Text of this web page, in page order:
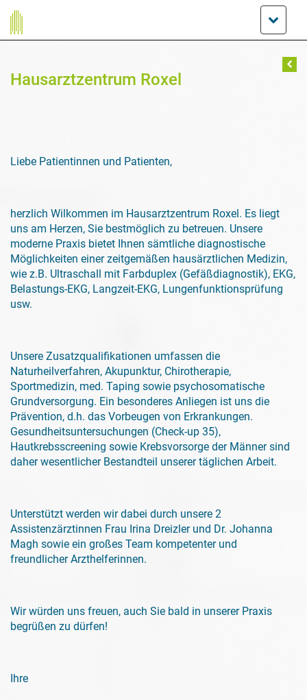
Hausarztzentrum Roxel
Liebe Patientinnen und Patienten,
herzlich Wilkommen im Hausarztzentrum Roxel. Es liegt
uns am Herzen, Sie bestmöglich zu betreuen. Unsere
moderne Praxis bietet Ihnen sämtliche diagnostische
Möglichkeiten einer zeitgemäßen hausärztlichen Medizin,
wie z.B. Ultraschall mit Farbduplex (Gefäßdiagnostik), EKG,
Belastungs-EKG, Langzeit-EKG, Lungenfunktionsprüfung
usw.
Unsere Zusatzqualifikationen umfassen die
Naturheilverfahren, Akupunktur, Chirotherapie,
Sportmedizin, med. Taping sowie psychosomatische
Grundversorgung. Ein besonderes Anliegen ist uns die
Prävention, d.h. das Vorbeugen von Erkrankungen.
Gesundheitsuntersuchungen (Check-up 35),
Hautkrebsscreening sowie Krebsvorsorge der Männer sind
daher wesentlicher Bestandteil unserer täglichen Arbeit.
Unterstützt werden wir dabei durch unsere 2
Assistenzärztinnen Frau Irina Dreizler und Dr. Johanna
Magh sowie ein großes Team kompetenter und
freundlicher Arzthelferinnen.
Wir würden uns freuen, auch Sie bald in unserer Praxis
begrüßen zu dürfen!
Ihre